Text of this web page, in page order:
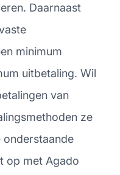
Daarnaast
minimum
uitbetaling. Wil
van
ze
onderstaande
op met Agado